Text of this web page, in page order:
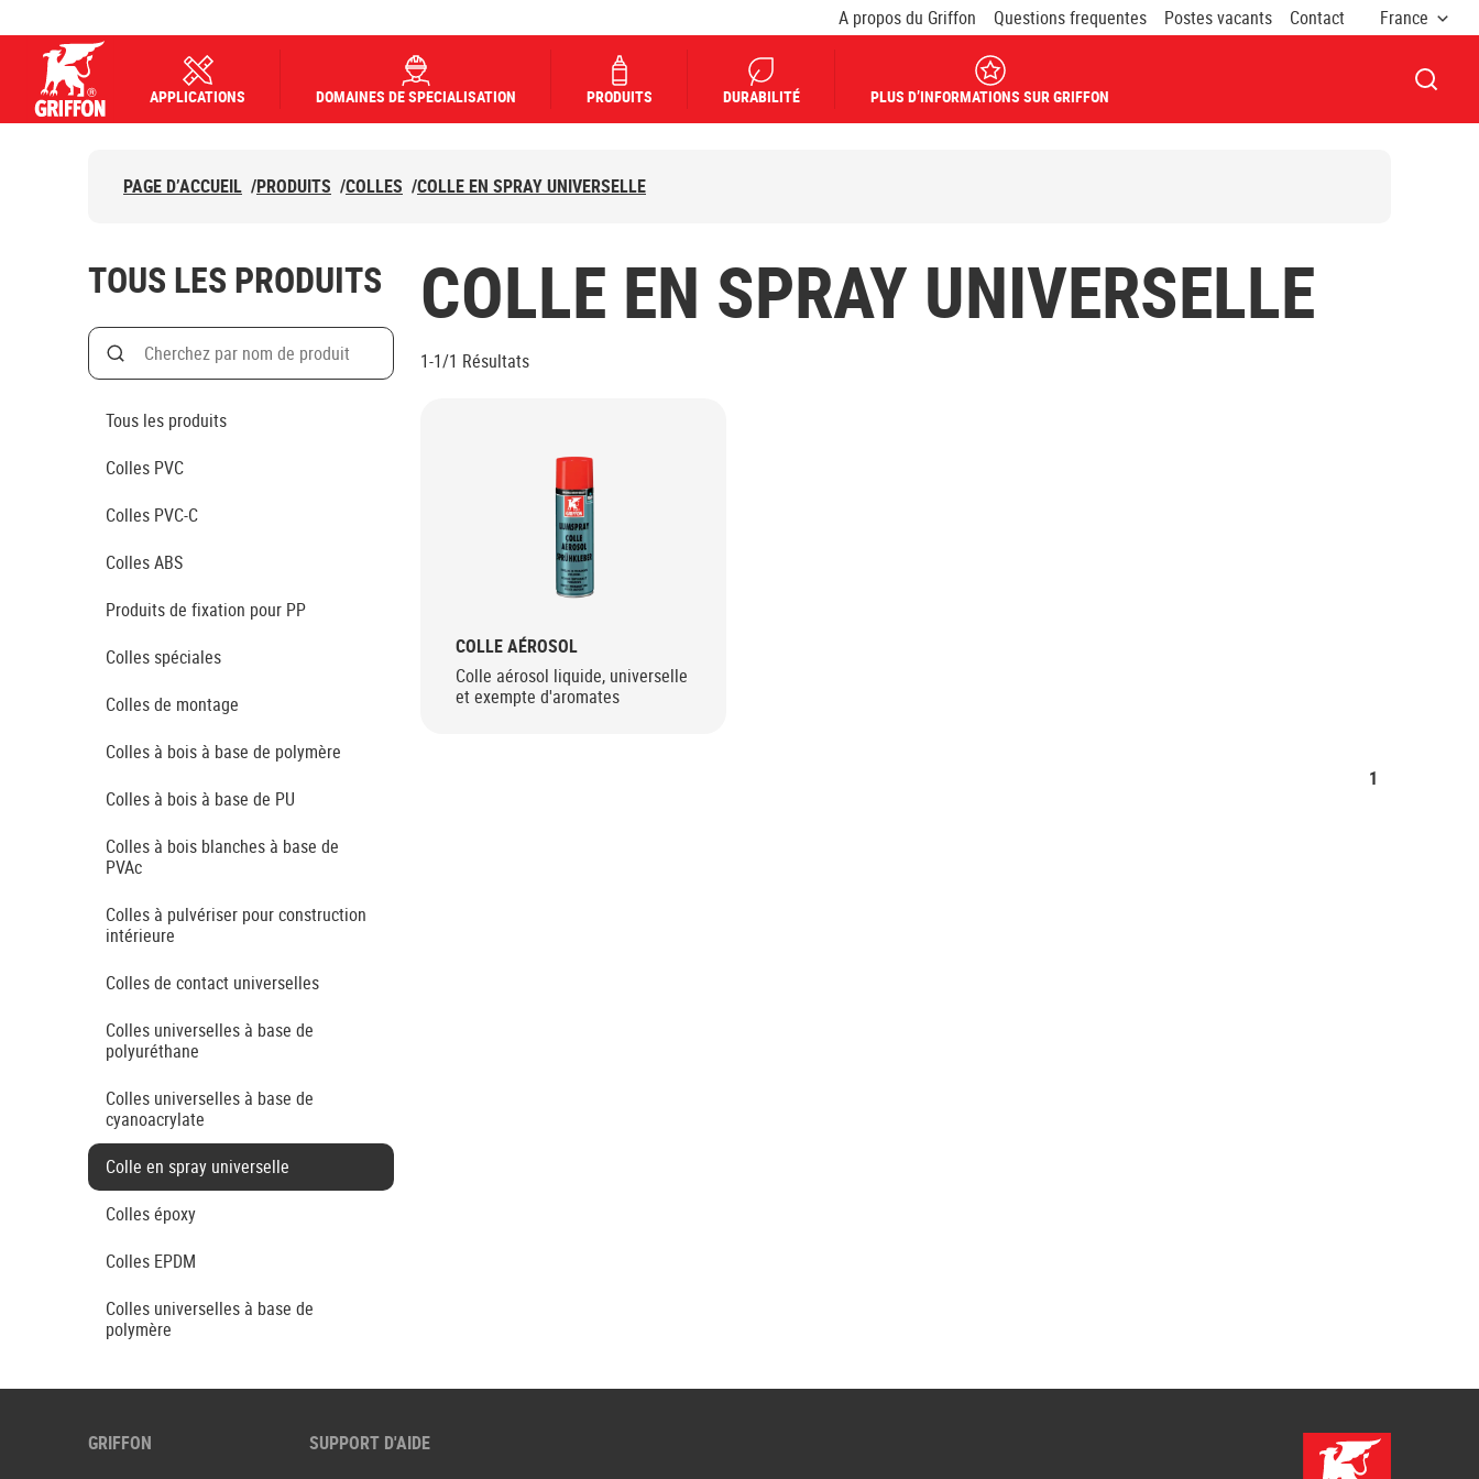
A propos du Griffon Questions frequentes Postes vacants Contact France
APPLICATIONS DOMAINES DE SPECIALISATION PRODUITS DURABILITÉ PLUS D’INFORMATIONS SUR GRIFFON
PAGE D’ACCUEIL /PRODUITS /COLLES /COLLE EN SPRAY UNIVERSELLE
TOUS LES PRODUITS
Search
Rechercher par nom de produit
Tous les produits
Colles PVC
Colles PVC-C
Colles ABS
Produits de fixation pour PP
Colles spéciales
Colles de montage
Colles à bois à base de polymère
Colles à bois à base de PU
Colles à bois blanches à base de
PVAc
Colles à pulvériser pour construction
intérieure
Colles de contact universelles
Colles universelles à base de
polyuréthane
Colles universelles à base de
cyanoacrylate
Colle en spray universelle
Colles époxy
Colles EPDM
Colles universelles à base de
polymère
COLLE EN SPRAY UNIVERSELLE
1-1/1 Résultats
COLLE AÉROSOL
Colle aérosol liquide, universelle
et exempte d'aromates
1
GRIFFON SUPPORT D'AIDE